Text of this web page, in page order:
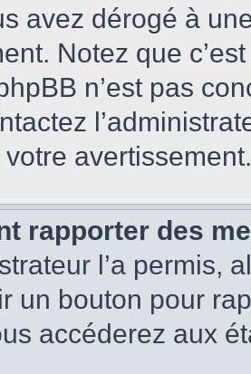
avez dérogé à
Notez que
n’est pas
avertissement.
rapporter des
l’a permis,
un bouton pour
accéderez aux